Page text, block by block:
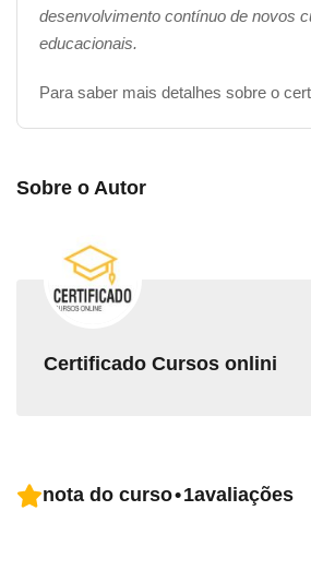
desenvolvimento contínuo de novos
educacionais.
Para saber mais detalhes sobre o
Sobre o Autor
Certificado Cursos onlini
nota do curso•1avaliações